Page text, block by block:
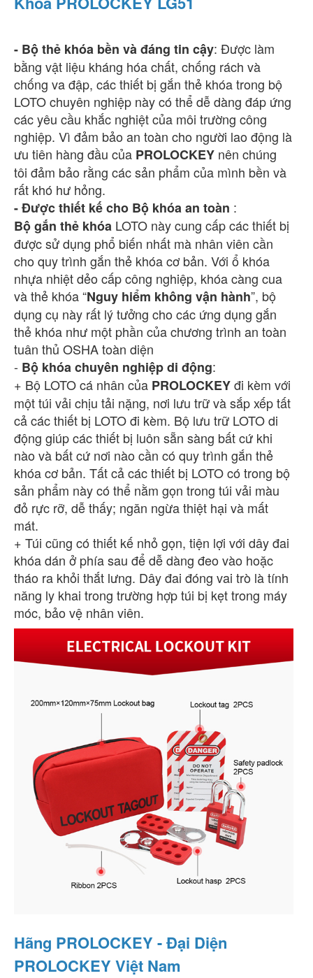
- Bộ thẻ khóa bền và đáng tin cậy: Được làm
bằng vật liệu kháng hóa chất, chống rách và
chống va đập, các thiết bị gắn thẻ khóa trong bộ
LOTO chuyên nghiệp này có thể dễ dàng đáp ứng
các yêu cầu khắc nghiệt của môi trường công
nghiệp. Vì đảm bảo an toàn cho người lao động là
ưu tiên hàng đầu của PROLOCKEY nên chúng
tôi đảm bảo rằng các sản phẩm của mình bền và
rất khó hư hỏng.
- Được thiết kế cho Bộ khóa an toàn :
Bộ gắn thẻ khóa LOTO này cung cấp các thiết bị
được sử dụng phổ biến nhất mà nhân viên cần
cho quy trình gắn thẻ khóa cơ bản. Với ổ khóa
nhựa nhiệt dẻo cấp công nghiệp, khóa càng cua
và thẻ khóa “Nguy hiểm không vận hành”, bộ
dụng cụ này rất lý tưởng cho các ứng dụng gắn
thẻ khóa như một phần của chương trình an toàn
tuân thủ OSHA toàn diện
- Bộ khóa chuyên nghiệp di động:
+ Bộ LOTO cá nhân của PROLOCKEYđi kèm với
một túi vải chịu tải nặng, nơi lưu trữ và sắp xếp tất
cả các thiết bị LOTO đi kèm. Bộ lưu trữ LOTO di
động giúp các thiết bị luôn sẵn sàng bất cứ khi
nào và bất cứ nơi nào cần có quy trình gắn thẻ
khóa cơ bản. Tất cả các thiết bị LOTO có trong bộ
sản phẩm này có thể nằm gọn trong túi vải màu
đỏ rực rỡ, dễ thấy; ngăn ngừa thiệt hại và mất
mát.
+ Túi cũng có thiết kế nhỏ gọn, tiện lợi với dây đai
khóa dán ở phía sau để dễ dàng đeo vào hoặc
tháo ra khỏi thắt lưng. Dây đai đóng vai trò là tính
năng ly khai trong trường hợp túi bị kẹt trong máy
móc, bảo vệ nhân viên.
Hãng PROLOCKEY - Đại Diện
PROLOCKEY Việt Nam